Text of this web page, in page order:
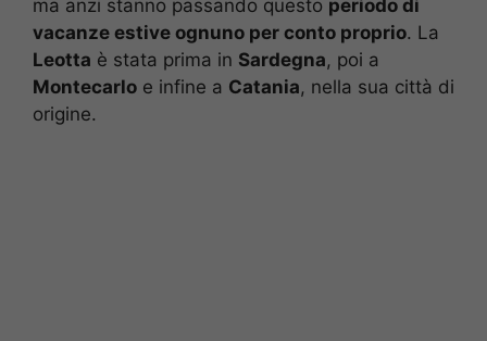
ma anzi stanno passando questo periodo di
vacanze estive ognuno per conto proprio. La
Leotta è stata prima in Sardegna, poi a
Montecarlo e infine a Catania, nella sua città di
origine.